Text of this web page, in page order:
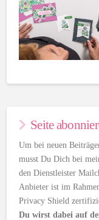
Seite
Um bei neuen
musst Du Dich bei
den Dienstleister
Anbieter ist im
Privacy Shield
Du wirst dabei auf